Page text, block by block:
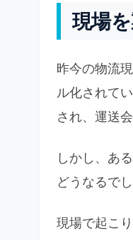
現場
昨今の物流
ル化されて
され、運送
しかし、あ
どうなるで
現場で起こ